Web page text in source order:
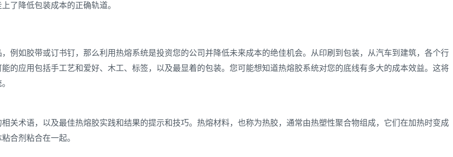
了降低包装成本的正确轨道。
例如胶带或订书钉，那么利用热熔系统是投资您的公司并降低未来成本的绝佳机会。从印刷到包装，从汽车到建筑，各个行
的应用包括手工艺和爱好、木工、标签，以及最显着的包装。您可能想知道热熔胶系统对您的底线有多大的成本效益。这将
关术语，以及最佳热熔胶实践和结果的提示和技巧。热熔材料，也称为热胶，通常由热塑性聚合物组成，它们在加热时变成
合剂粘合在一起。